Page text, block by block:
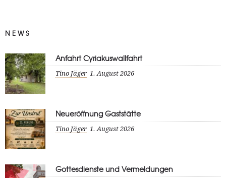
NEWS
Anfahrt Cyriakuswallfahrt
Tino Jäger 1. August 2026
Neueröffnung Gaststätte
Tino Jäger 1. August 2026
Gottesdienste und Vermeldungen